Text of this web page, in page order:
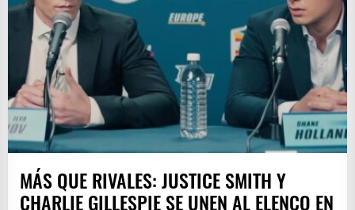
MÁS QUE RIVALES: JUSTICE SMITH Y
CHARLIE GILLESPIE SE UNEN AL ELENCO EN